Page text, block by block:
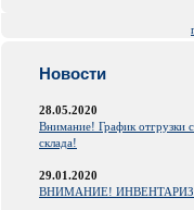
Новости
28.05.2020
Внимание! График отгрузки
склада!
29.01.2020
ВНИМАНИЕ!